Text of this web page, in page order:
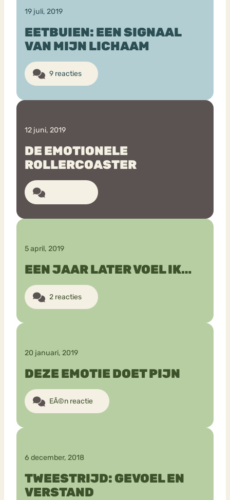
19 juli, 2019
EETBUIEN: EEN SIGNAAL
VAN MIJN LICHAAM
9 reacties
12 juni, 2019
DE EMOTIONELE
ROLLERCOASTER
5 april, 2019
EEN JAAR LATER VOEL IK…
2 reacties
20 januari, 2019
DEZE EMOTIE DOET PIJN
EÃ©n reactie
6 december, 2018
TWEESTRIJD: GEVOEL EN
VERSTAND